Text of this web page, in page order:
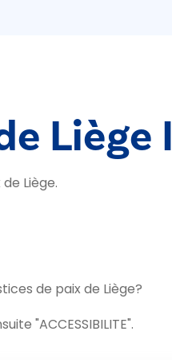
Liège I
Liège.
de paix de Liège?
"ACCESSIBILITE".